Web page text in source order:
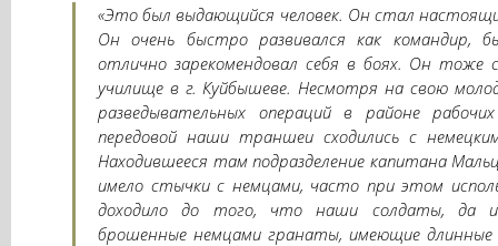
«Это был выдающийся человек. Он стал
Он очень быстро развивался как командир,
отлично зарекомендовал себя в боях. Он тоже
училище в г. Куйбышеве. Несмотря на свою
разведывательных операций в районе
передовой наши траншеи сходились с
Находившееся там подразделение капитана
имело стычки с немцами, часто при этом
доходило до того, что наши солдаты, да и
брошенные немцами гранаты, имеющие длинные